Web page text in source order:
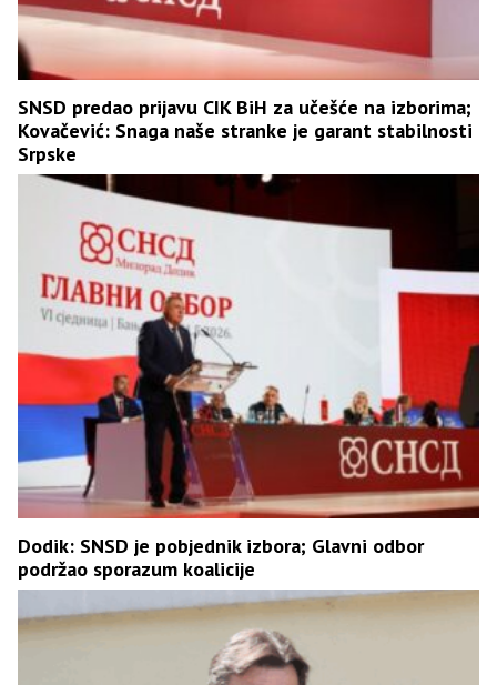
SNSD predao prijavu CIK BiH za učešće na izborima;
Kovačević: Snaga naše stranke je garant stabilnosti
Srpske
Dodik: SNSD je pobjednik izbora; Glavni odbor
podržao sporazum koalicije